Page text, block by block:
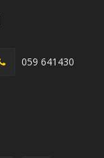
059 641430